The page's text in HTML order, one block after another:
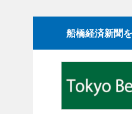
船橋経済新聞